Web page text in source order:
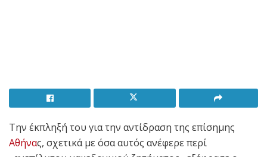
Την έκπληξή του για την αντίδραση της επίσημης
Αθήνας, σχετικά με όσα αυτός ανέφερε περί